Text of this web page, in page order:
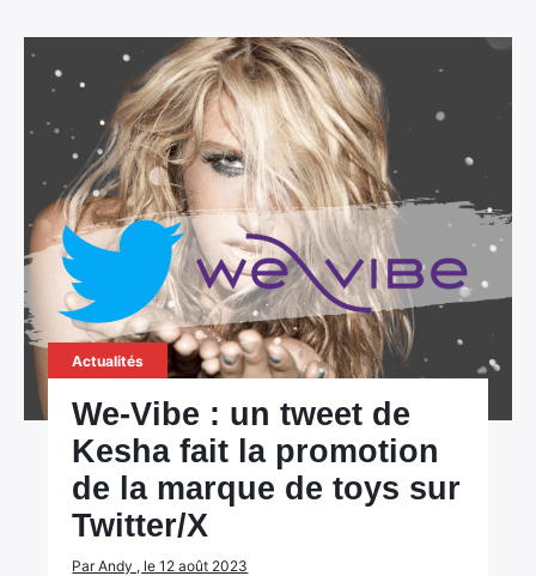
Actualités
We-Vibe : un tweet de
Kesha fait la promotion
de la marque de toys sur
Twitter/X
Par Andy , le 12 août 2023